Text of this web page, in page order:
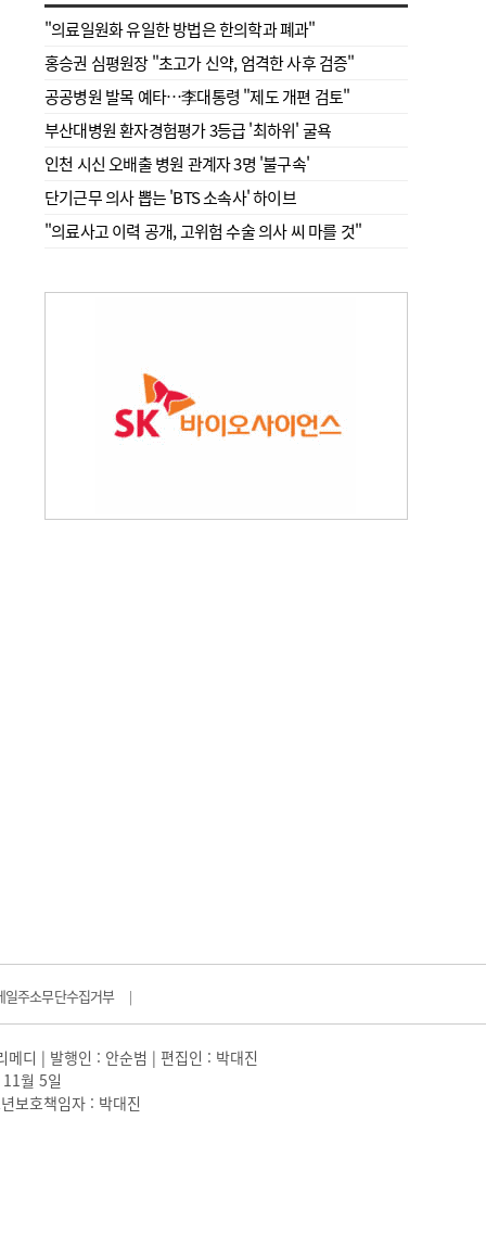
"의료일원화 유일한 방법은 한의학과 폐과"
홍승권 심평원장 " 초고가 신약, 엄격한 사후 검증"
공공병원 발목 예타…李대통령 "제도 개편 검토"
부산대병원 환자경험평가 3등급 '최하위' 굴욕
인천 시신 오배출 병원 관계자 3명 '불구속'
단기근무 의사 뽑는 'BTS 소속사' 하이브
"의료사고 이력 공개, 고위험 수술 의사 씨 마를 것"
일주소무단수집거부 |
디 | 발행인 : 안순범 | 편집인 : 박대진
월 5일
보호책임자 : 박대진